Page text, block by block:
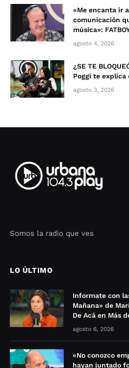
«Me encanta ir
comunicación
música»:
agosto 4, 2026
¿SE TE
Poggi te explica
agosto 3, 2026
Somos la radio que ves
LO ÚLTIMO
Informate con
Mañana» de
De Acá en Más
agosto 6, 2026
«No conozco
hayan juntado